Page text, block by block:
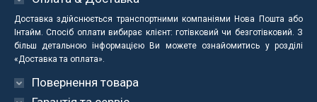
Доставка здійснюється транспортними компаніями Нова Пошта або
Інтайм. Спосіб оплати вибирає клієнт: готівковий чи безготівковий. З
більш детальною інформацією Ви можете ознайомитись у розділі
«Доставка та оплата».
Повернення товара